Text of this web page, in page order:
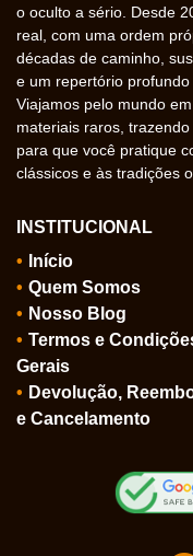
o oculto a sério. Desde
real, com uma ordem
décadas de caminho,
e um repertório
Viajamos pelo mundo
materiais raros,
para que você pratique
clássicos e às tradições
INSTITUCIONAL
Início
Quem Somos
Nosso Blog
Termos e
Gerais
Devolução,
e Cancelamento